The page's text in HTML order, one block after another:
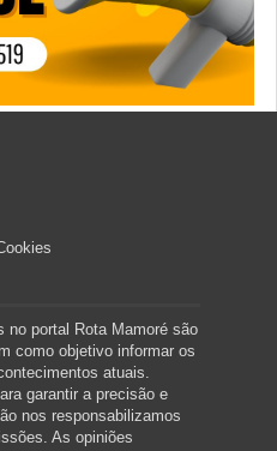
no portal Rota Mamoré são
como objetivo informar os
atuais.
garantir a precisão e
nos responsabilizamos
As opiniões